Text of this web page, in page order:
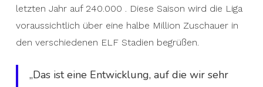
letzten Jahr auf 240.000 . Diese Saison wird die Liga
voraussichtlich über eine halbe Million Zuschauer in
den verschiedenen ELF Stadien begrüßen.
„Das ist eine Entwicklung, auf die wir sehr